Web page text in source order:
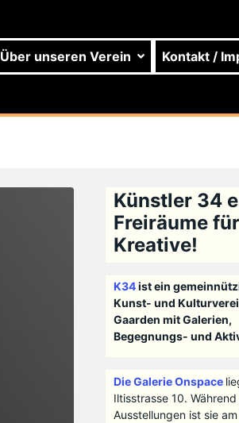
Über unseren Verein Kontakt /
Künstler 34
Freiräume für
Kreative!
K34ist ein
Kunst- und
Gaarden mit Galerien,
Begegnungs- und
Die Galerie Onspace
Iltisstrasse 10.
Ausstellungen ist sie